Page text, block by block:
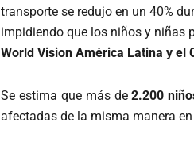
transporte se redujo en un 40%
impidiendo que los niños y niñas
World Vision América Latina y el
Se estima que más de2.200
afectadas de la misma manera